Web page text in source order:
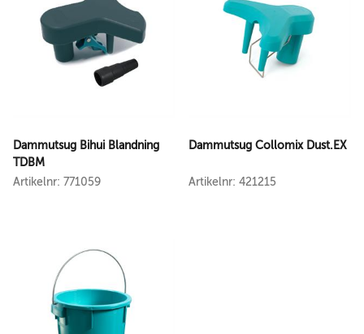
Dammutsug Bihui Blandning
TDBM
Artikelnr: 771059
Dammutsug Collomix Dust.EX
Artikelnr: 421215